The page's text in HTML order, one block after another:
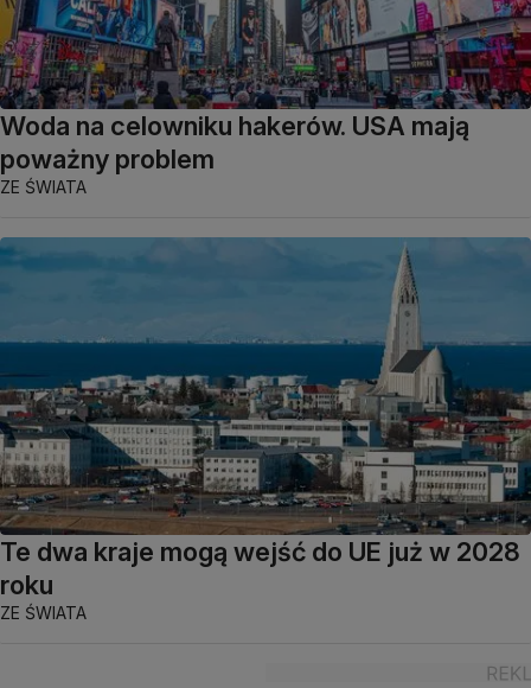
Woda na celowniku hakerów. USA mają
poważny problem
ZE ŚWIATA
Te dwa kraje mogą wejść do UE już w 2028
roku
ZE ŚWIATA